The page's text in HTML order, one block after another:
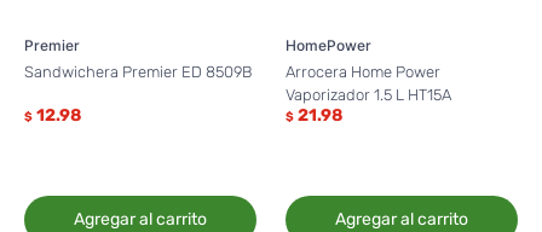
Premier
Sandwichera Premier ED 8509B
$ 12.98
Agregar al carrito
HomePower
Arrocera Home Power
Vaporizador 1.5 L HT15A
$ 21.98
Agregar al carrito